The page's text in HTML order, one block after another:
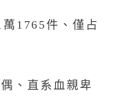
1765件、僅占
、直系血親卑